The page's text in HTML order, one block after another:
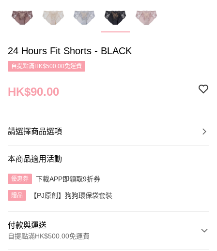
24 Hours Fit Shorts - BLACK
自提點滿HK$500.00免運費
HK$90.00
請選擇商品選項
本商品適用活動
優惠券 下載APP即領取9折券
贈品 【PJ原創】狗狗環保袋套裝
付款與運送
自提點滿HK$500.00免運費